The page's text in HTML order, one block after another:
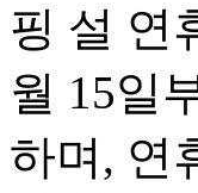
핑 설 연
월 15일
하며, 연